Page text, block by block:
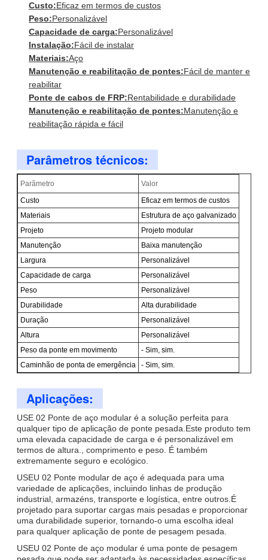
Custo:Eficaz em termos de custos
Peso:Personalizável
Capacidade de carga:Personalizável
Instalação:Fácil de instalar
Materiais:Aço
Manutenção e reabilitação de pontes:Fácil de manter e
reabilitar
Ponte de cabos de FRP:Rentabilidade e durabilidade
Manutenção e reabilitação de pontes:Manutenção e
reabilitação rápida e fácil
Parâmetros técnicos:
Parâmetro
Valor
Custo
Eficaz em termos de custos
Materiais
Estrutura de aço galvanizado
Projeto
Projeto modular
Manutenção
Baixa manutenção
Largura
Personalizável
Capacidade de carga
Personalizável
Peso
Personalizável
Durabilidade
Alta durabilidade
Duração
Personalizável
Altura
Personalizável
Peso da ponte em movimento
- Sim, sim.
Caminhão de ponta de emergência
- Sim, sim.
Aplicações:
USE 02 Ponte de aço modular é a solução perfeita para
qualquer tipo de aplicação de ponte pesada.Este produto tem
uma elevada capacidade de carga e é personalizável em
termos de altura., comprimento e peso. É também
extremamente seguro e ecológico.
USEU 02 Ponte modular de aço é adequada para uma
variedade de aplicações, incluindo linhas de produção
industrial, armazéns, transporte e logística, entre outros.É
projetado para suportar cargas mais pesadas e proporcionar
uma durabilidade superior, tornando-o uma escolha ideal
para qualquer aplicação de ponte de pesagem pesada.
USEU 02 Ponte de aço modular é uma ponte de pesagem